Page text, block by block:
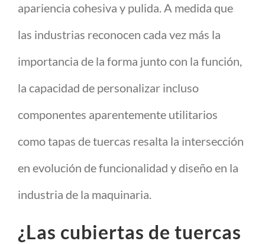
apariencia cohesiva y pulida. A medida que
las industrias reconocen cada vez más la
importancia de la forma junto con la función,
la capacidad de personalizar incluso
componentes aparentemente utilitarios
como tapas de tuercas resalta la intersección
en evolución de funcionalidad y diseño en la
industria de la maquinaria.
¿Las cubiertas de tuercas